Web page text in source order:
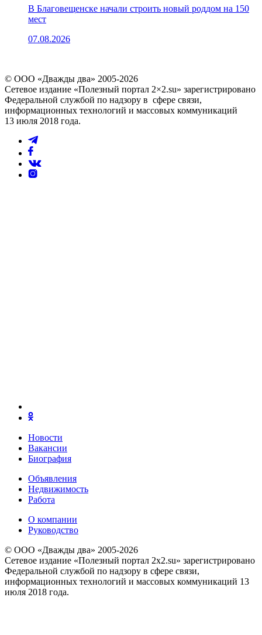
В Благовещенске начали строить новый роддом на 150
мест
07.08.2026
© ООО «Дважды два» 2005-2026
Сетевое издание «Полезный портал 2×2.su» зарегистрировано
Федеральной службой по надзору в сфере связи,
информационных технологий и массовых коммуникаций
13 июля 2018 года.
Новости
Вакансии
Биография
Объявления
Недвижимость
Работа
О компании
Руководство
© ООО «Дважды два» 2005-2026
Сетевое издание «Полезный портал 2x2.su» зарегистрировано
Федеральной службой по надзору в сфере связи,
информационных технологий и массовых коммуникаций 13
июля 2018 года.